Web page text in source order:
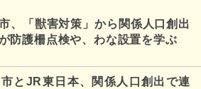
、「獣害対策」から関係人口創出
防護柵点検や、わな設置を学ぶ
とJR東日本、関係人口創出で連